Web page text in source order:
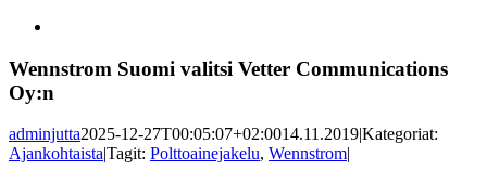
Image
Wennstrom Suomi valitsi Vetter Communications
Oy:n
adminjutta2025-12-27T00:05:07+02:0014.11.2019|Kategoriat:
Ajankohtaista|Tagit: Polttoainejakelu, Wennstrom|